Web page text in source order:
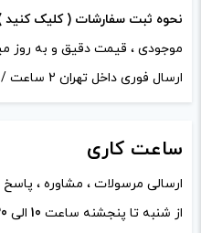
نحوه ثبت سفارشات ( کلیک کنید
موجودی ، قیمت دقیق و به روز
ارسال فوری داخل تهران 2 ساعت / دیگر شهرها 2 تا 4 روز
ساعت کاری
ارسالی مرسولات ، مشاوره ،
از شنبه تا پنجشنه ساعت 10 الی